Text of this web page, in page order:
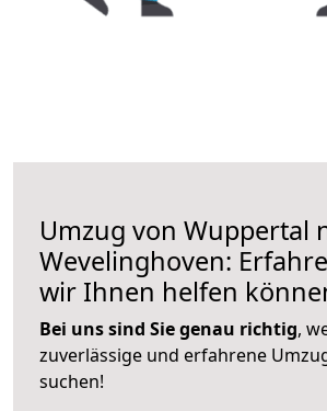
Umzug von Wuppertal
Wevelinghoven:
wir Ihnen helfen
Bei uns sind Sie genau richtig,
zuverlässige und erfahrene
suchen!